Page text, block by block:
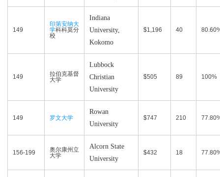
149
印第安纳大
学科科莫分
校
Indiana
University,
Kokomo
$1,196 40
149
拉伯克基督
大学
Lubbock
Christian
University
$505 89 100%
149 罗文大学
Rowan
University
$747 210
156-199
奥尔康州立
大学
Alcorn State
University
$432 18